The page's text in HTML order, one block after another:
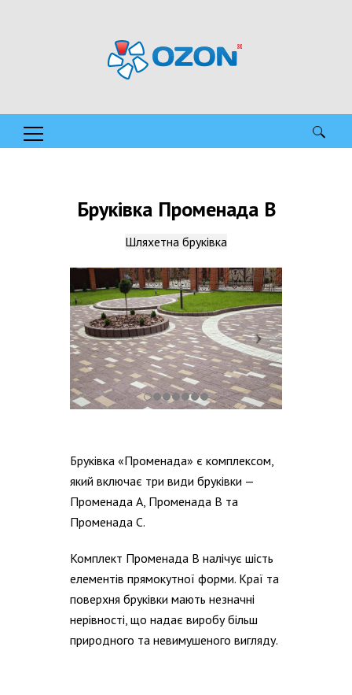
Пошук:
Бруківка Променада B
Шляхетна бруківка
Бруківка «Променада» є комплексом,
який включає три види бруківки —
Променада А, Променада В та
Променада С.
Комплект Променада В налічує шість
елементів прямокутної форми. Краї та
поверхня бруківки мають незначні
нерівності, що надає виробу більш
природного та невимушеного вигляду.